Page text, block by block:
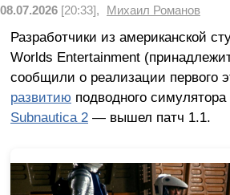
08.07.2026 [20:33], Михаил Романов
Разработчики из американской
Worlds Entertainment
сообщили о реализации первого
развитию подводного
Subnautica 2— вышел патч 1.1.